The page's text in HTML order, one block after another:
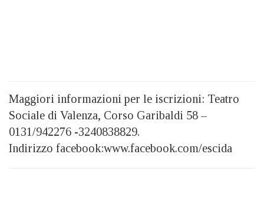
Maggiori informazioni per le iscrizioni: Teatro
Sociale di Valenza, Corso Garibaldi 58 –
0131/942276 -3240838829.
Indirizzo facebook:www.facebook.com/escida